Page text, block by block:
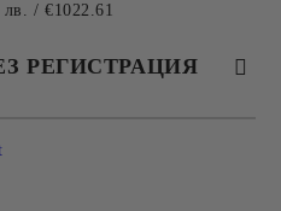
/ €1022.61
РЕГИСТРАЦИЯ